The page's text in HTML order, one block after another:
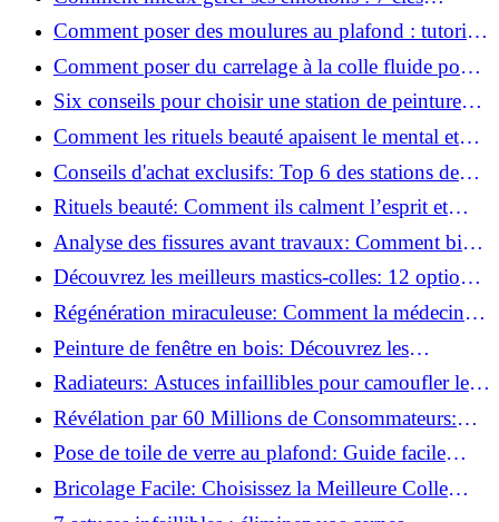
pratiques
Comment poser des moulures au plafond : tutoriel
vidéo pas à pas ?
Comment poser du carrelage à la colle fluide pour
un rendu professionnel ?
Six conseils pour choisir une station de peinture
basse pression
Comment les rituels beauté apaisent le mental et
créent des moments pour soi ?
Conseils d'achat exclusifs: Top 6 des stations de
peinture basse pression incontournables!
Rituels beauté: Comment ils calment l’esprit et
chouchoutent votre âme!
Analyse des fissures avant travaux: Comment bien
préparer vos surfaces!
Découvrez les meilleurs mastics-colles: 12 options
dès 6,70 €!
Régénération miraculeuse: Comment la médecine
régénérative peut restaurer votre confiance!
Peinture de fenêtre en bois: Découvrez les
techniques infaillibles pour un résultat parfait!
Radiateurs: Astuces infaillibles pour camoufler les
tuyaux apparents!
Révélation par 60 Millions de Consommateurs:
Découvrez le sérum anti-rides numéro un!
Pose de toile de verre au plafond: Guide facile
pour débutants!
Bricolage Facile: Choisissez la Meilleure Colle
pour Chaque Matériau!